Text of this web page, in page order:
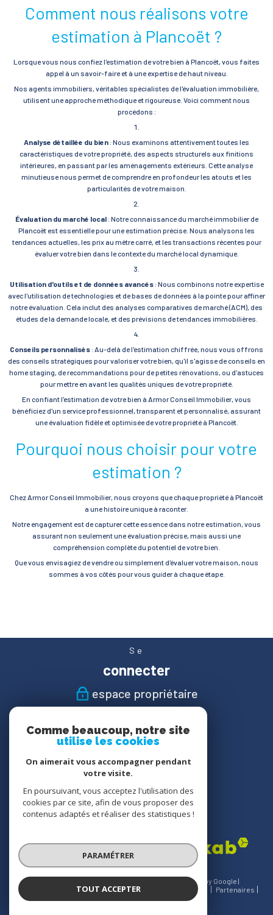
Comment nous réalisons votre
estimation à Plancoët ?
Lorsque vous nous confiez l'estimation de votre bien à Plancoët, vous faites
appel à un savoir-faire et à une expertise de haut niveau.
Nos agents immobiliers, véritables spécialistes de l'évaluation immobilière,
utilisent une approche méthodique et rigoureuse. Voici comment nous
procédons :
Analyse détaillée du bien : Nous examinons attentivement toutes les
caractéristiques de votre propriété, des aspects structurels aux finitions
intérieures, en passant par les aménagements extérieurs. Cette analyse
minutieuse nous permet de comprendre en profondeur les atouts et les
particularités de votre maison.
Évaluation du marché local: Notre connaissance du marché immobilier de
Plancoët est essentielle pour une estimation précise. Nous analysons les
tendances actuelles, les prix au mètre carré, et les transactions récentes pour
évaluer votre bien dans le contexte du marché local dynamique.
Utilisation d'outils et de données avancés: Nous combinons notre expertise
avec l'utilisation de technologies et de bases de données à la pointe pour affiner
notre évaluation. Cela inclut des analyses comparatives de marché (ACM), des
études de la demande locale, et des prévisions de tendances immobilières.
Conseils personnalisés : Au-delà de l'estimation chiffrée, nous vous offrons
des conseils stratégiques pour valoriser votre bien, qu'il s'agisse de conseils en
home staging, de recommandations pour de petites rénovations, ou d'astuces
pour mettre en avant les qualités uniques de votre propriété.
En confiant l'estimation de votre bien à Armor Conseil Immobilier, vous
bénéficiez d'un service professionnel, transparent et personnalisé, assurant
une évaluation fidèle et optimisée de votre propriété à Plancoët.
Pourquoi nous choisir pour votre
estimation ?
Chez Armor Conseil Immobilier, nous croyons que chaque propriété à Plancoët
a une histoire unique à raconter.
Notre engagement est de capturer cette essence dans notre estimation, vous
assurant non seulement une évaluation précise, mais aussi une
compréhension complète du potentiel de votre bien.
Que vous envisagiez de vendre ou simplement d'évaluer votre maison, nous
sommes à vos côtés pour vous guider à chaque étape.
Se
connecter
espace propriétaire
suivre
Nous
adhérons
© 2026 | Tous droits réservés | Traduction powered by Google |
Nos honoraires
Plan du site Mentions légales Admin
Partenaires
Comme beaucoup, notre site
utilise les cookies
On aimerait vous accompagner pendant
votre visite.
En poursuivant, vous acceptez l'utilisation des
cookies par ce site, afin de vous proposer des
contenus adaptés et réaliser des statistiques !
PARAMÉTRER
TOUT ACCEPTER